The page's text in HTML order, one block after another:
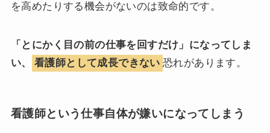
を高めたりする機会がないのは致命的です。
「とにかく目の前の仕事を回すだけ」になってしま
い、
看護師として成長できない 恐れがあります。
看護師という仕事自体が嫌いになってしまう